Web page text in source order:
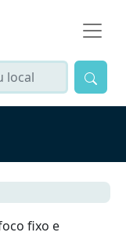
fixo e